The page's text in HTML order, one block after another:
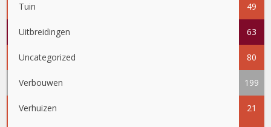
Tuin 49
Uitbreidingen 63
Uncategorized 80
Verbouwen 199
Verhuizen 21